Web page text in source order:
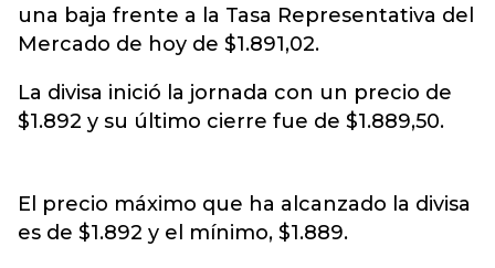
una baja frente a la Tasa Representativa del
Mercado de hoy de $1.891,02.
La divisa inició la jornada con un precio de
$1.892 y su último cierre fue de $1.889,50.
El precio máximo que ha alcanzado la divisa
es de $1.892 y el mínimo, $1.889.